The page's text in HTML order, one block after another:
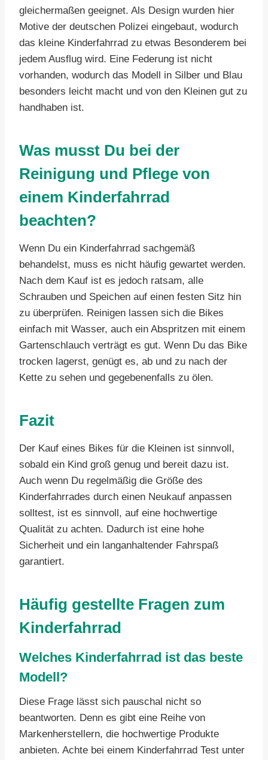
gleichermaßen geeignet. Als Design wurden hier
Motive der deutschen Polizei eingebaut, wodurch
das kleine Kinderfahrrad zu etwas Besonderem bei
jedem Ausflug wird. Eine Federung ist nicht
vorhanden, wodurch das Modell in Silber und Blau
besonders leicht macht und von den Kleinen gut zu
handhaben ist.
Was musst Du bei der
Reinigung und Pflege von
einem Kinderfahrrad
beachten?
Wenn Du ein Kinderfahrrad sachgemäß
behandelst, muss es nicht häufig gewartet werden.
Nach dem Kauf ist es jedoch ratsam, alle
Schrauben und Speichen auf einen festen Sitz hin
zu überprüfen. Reinigen lassen sich die Bikes
einfach mit Wasser, auch ein Abspritzen mit einem
Gartenschlauch verträgt es gut. Wenn Du das Bike
trocken lagerst, genügt es, ab und zu nach der
Kette zu sehen und gegebenenfalls zu ölen.
Fazit
Der Kauf eines Bikes für die Kleinen ist sinnvoll,
sobald ein Kind groß genug und bereit dazu ist.
Auch wenn Du regelmäßig die Größe des
Kinderfahrrades durch einen Neukauf anpassen
solltest, ist es sinnvoll, auf eine hochwertige
Qualität zu achten. Dadurch ist eine hohe
Sicherheit und ein langanhaltender Fahrspaß
garantiert.
Häufig gestellte Fragen zum
Kinderfahrrad
Welches Kinderfahrrad ist das beste
Modell?
Diese Frage lässt sich pauschal nicht so
beantworten. Denn es gibt eine Reihe von
Markenherstellern, die hochwertige Produkte
anbieten. Achte bei einem Kinderfahrrad Test unter